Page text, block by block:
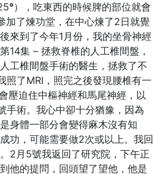
°），吃東西的時候脾的部位就會
加了煉功堂，在中心煉了2日就覺
來到了今年1月份，我的坐骨神經
14集 – 拯救脊椎的人工椎間盤，
工椎間盤手術的醫生，拯救了不
照了MRI，照完之後發現腰椎有一
壓迫住中樞神經和馬尾神經，以
手術。我心中卻十分猶豫，因為
身體一部分會變得麻木沒有知
功，可能需要做2次或以上。我回
2月5號我返回了研究院，下午正
他的提問，回頭望了望他，他是